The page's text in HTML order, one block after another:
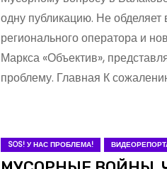
одну публикацию. Не
регионального оператора и
Маркса «Объектив»,
проблему. Главная К
SOS! У НАС ПРОБЛЕМА!